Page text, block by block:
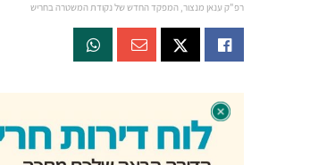
רפ"ק ענאן מנצור, המפקד החדש של נקודת המשטרה בחריש